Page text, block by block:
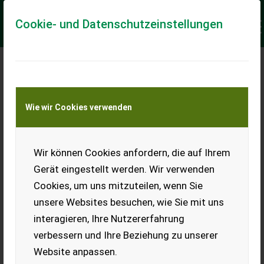
Cookie- und Datenschutzeinstellungen
Wie wir Cookies verwenden
Wir können Cookies anfordern, die auf Ihrem
Gerät eingestellt werden. Wir verwenden
Cookies, um uns mitzuteilen, wenn Sie
unsere Websites besuchen, wie Sie mit uns
interagieren, Ihre Nutzererfahrung
verbessern und Ihre Beziehung zu unserer
Website anpassen.
Meine Transportkostenanfrage
Transport von Land- und Baumaschinen –
KEINE Tiertransporte
Ladeort
Ort